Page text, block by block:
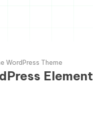
WordPress Theme